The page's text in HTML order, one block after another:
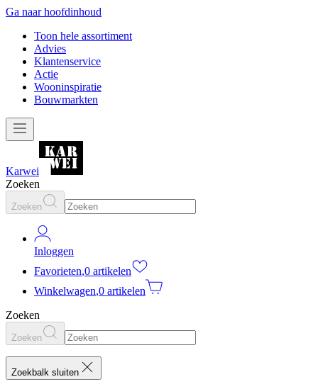
Ga naar hoofdinhoud
Toon hele assortiment
Advies
Klantenservice
Actie
Wooninspiratie
Bouwmarkten
Karwei
Zoeken
Zoeken
Inloggen
Favorieten,0 artikelen
Winkelwagen,0 artikelen
Zoeken
Zoeken
Zoekbalk sluiten